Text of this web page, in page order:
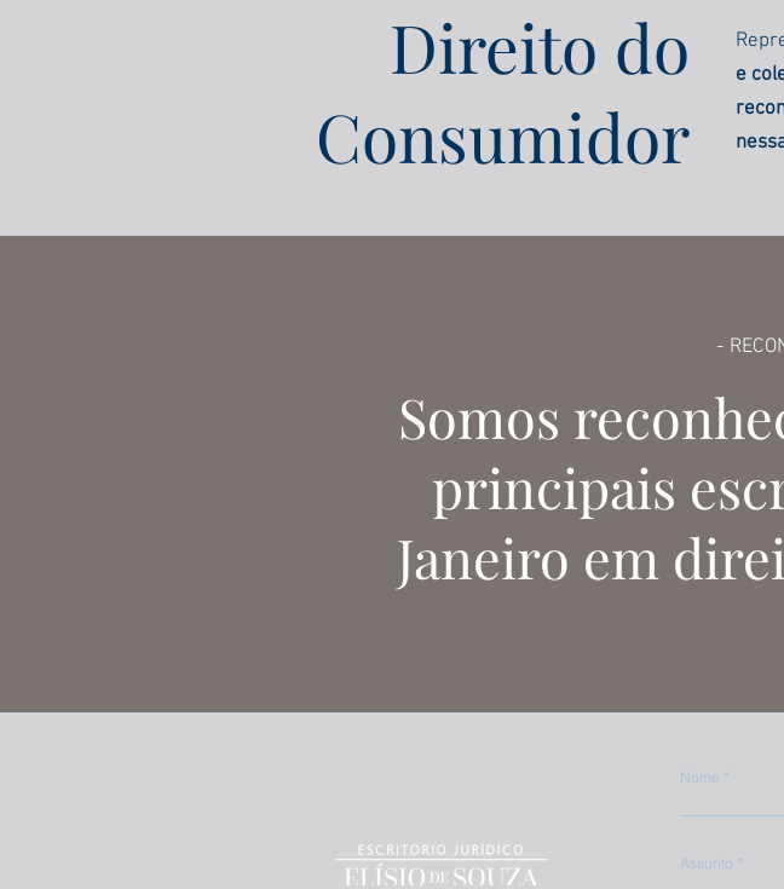
Direito do
Consumidor
e
-
Somos
principais
Janeiro em
Nome
Assunto